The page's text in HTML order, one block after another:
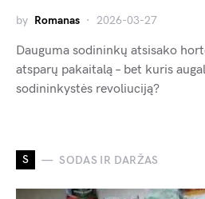
by Romanas 2026-03-27
Dauguma sodininkų atsisako
atsparų pakaitalą – bet kuris
sodininkystės revoliuciją?
S SODAS IR DARŽAS